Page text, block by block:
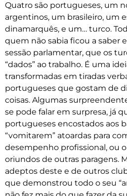
Quatro são portugueses, um
argentinos, um brasileiro, um
dinamarquês, e um… turco.
quem não sabia ficou a saber
sessão parlamentar, que os
“dados” ao trabalho. É uma
transformadas em tiradas
portugueses que gostam de
coisas. Algumas
se pode falar em surpresa, já
portugueses encostados aos
“vomitarem” atoardas para
desempenho profissional, ou
oriundos de outras paragens.
adeptos deste e de outros
que demonstrou todo o seu